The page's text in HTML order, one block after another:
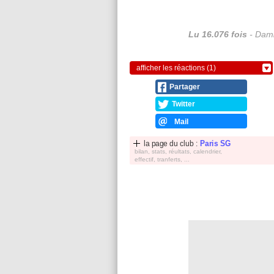
Lu 16.076 fois -
afficher les réactions (1)
Partager
Twitter
Mail
la page du club : Paris SG
bilan, stats, réultats, calendrier,
effectif, tranferts, ...